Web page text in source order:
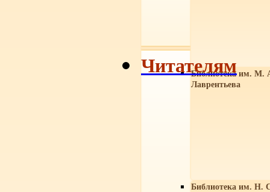
Библиотека им. М.
Лаврентьева
Библиотека им. Н.
Читателям